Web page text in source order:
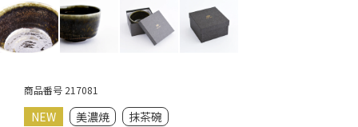
商品番号 217081
NEW 美濃焼
抹茶碗